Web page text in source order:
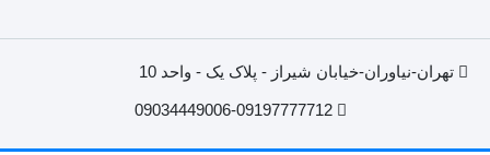
تهران-نیاوران-خیابان شیراز - پلاک یک - واحد 10
09034449006-09197777712